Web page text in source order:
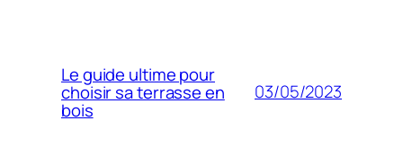
Le guide ultime pour
choisir sa terrasse en
bois
03/05/2023